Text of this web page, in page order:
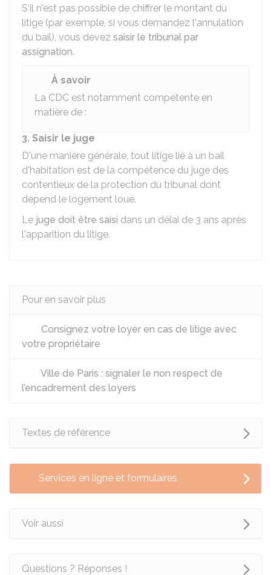
S'il n'est pas possible de chiffrer le montant du
litige (par exemple, si vous demandez l'annulation
du bail), vous devez saisir le tribunal par
assignation.
À savoir
La CDC est notamment compétente en
matière de :
3. Saisir le juge
D'une manière générale, tout litige lié à un bail
d'habitation est de la compétence du juge des
contentieux de la protection du tribunal dont
dépend le logement loué.
Le juge doit être saisi dans un délai de 3 ans après
l'apparition du litige.
Pour en savoir plus
Consignez votre loyer en cas de litige avec
votre propriétaire
Ville de Paris : signaler le non respect de
l’encadrement des loyers
Textes de référence
Services en ligne et formulaires
Voir aussi
Questions ? Réponses !